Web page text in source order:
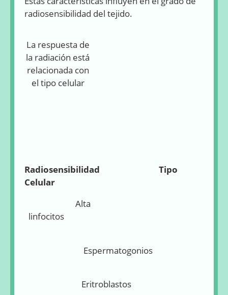
radiosensibilidad del tejido.
La respuesta de
la radiación está
relacionada con
el tipo celular
Radiosensibilidad Tipo
Celular
Alta
linfocitos
Espermatogonios
Eritroblastos